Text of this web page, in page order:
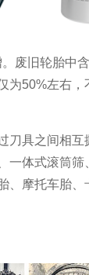
废旧轮胎中
为50%左右
刀具之间相
一体式滚筒
、摩托车胎